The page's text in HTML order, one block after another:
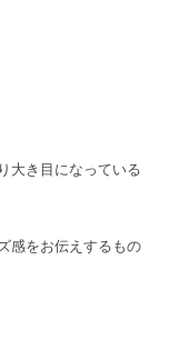
大き目になっている
感をお伝えするもの